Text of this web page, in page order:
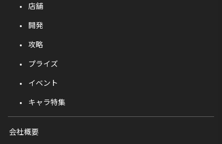
店舗
開発
攻略
プライズ
イベント
キャラ特集
会社概要